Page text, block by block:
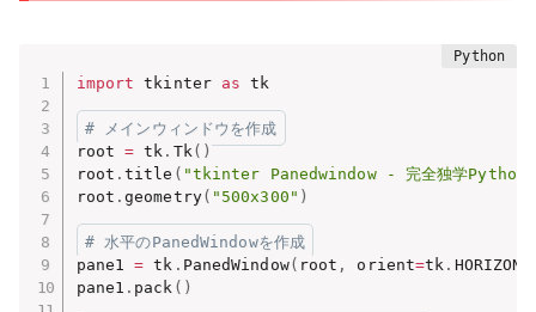
import tkinter as tk
# メインウィンドウを作成
root = tk . Tk ( )
root .title ( "tkinter Panedwindow - 完全独学Python"
root .geometry( "500x300" )
# 水平のPanedWindowを作成
pane1 = tk . PanedWindow( root , orient=tk .
pane1 . pack ( )